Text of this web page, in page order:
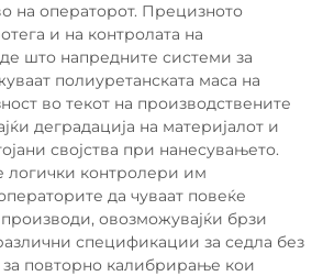
на операторот. Прецизното
и на контролата на
што напредните системи за
полиуретанската маса на
во текот на производствените
деградација на материјалот и
својства при нанесувањето.
логички контролери им
да чуваат повеќе
овозможувајќи брзи
спецификации за седла без
повторно калибрирање кои